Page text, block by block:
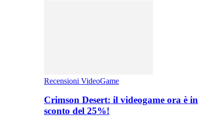
Recensioni VideoGame
Crimson Desert: il videogame ora è in
sconto del 25%!